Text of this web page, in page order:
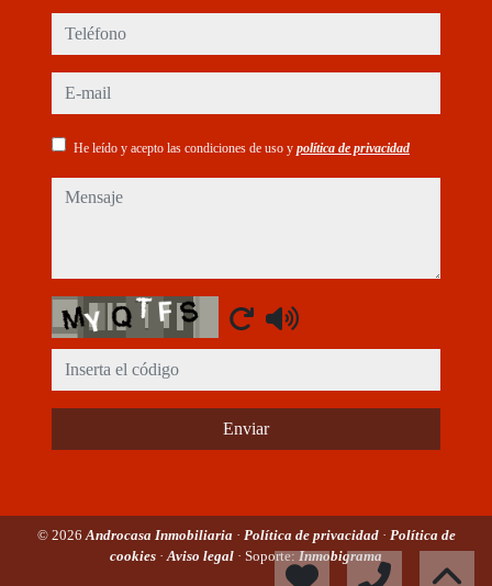
teléfono
e-mail
He leído y acepto las condiciones de uso y política de privacidad
mensaje
Captcha
Enviar
© 2026Androcasa Inmobiliaria · Política de privacidad · Política de
cookies ·Aviso legal · Soporte:Inmobigrama